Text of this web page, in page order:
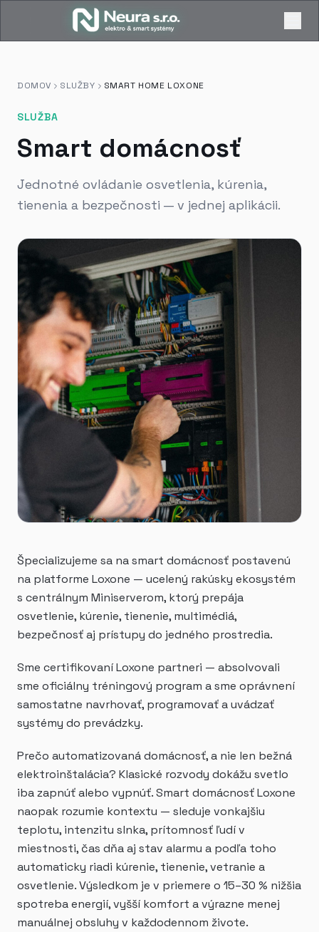
DOMOV SLUŽBY SMART HOME LOXONE
SLUŽBA
Smart domácnosť
Jednotné ovládanie osvetlenia, kúrenia,
tienenia a bezpečnosti — v jednej aplikácii.
Špecializujeme sa na smart domácnosť postavenú
na platforme Loxone — ucelený rakúsky ekosystém
s centrálnym Miniserverom, ktorý prepája
osvetlenie, kúrenie, tienenie, multimédiá,
bezpečnosť aj prístupy do jedného prostredia.
Sme certifikovaní Loxone partneri — absolvovali
sme oficiálny tréningový program a sme oprávnení
samostatne navrhovať, programovať a uvádzať
systémy do prevádzky.
Prečo automatizovaná domácnosť, a nie len bežná
elektroinštalácia? Klasické rozvody dokážu svetlo
iba zapnúť alebo vypnúť. Smart domácnosť Loxone
naopak rozumie kontextu — sleduje vonkajšiu
teplotu, intenzitu slnka, prítomnosť ľudí v
miestnosti, čas dňa aj stav alarmu a podľa toho
automaticky riadi kúrenie, tienenie, vetranie a
osvetlenie. Výsledkom je v priemere o 15–30 % nižšia
spotreba energií, vyšší komfort a výrazne menej
manuálnej obsluhy v každodennom živote.